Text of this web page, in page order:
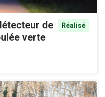
de
verte
Réalisé